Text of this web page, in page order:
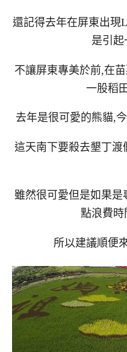
還記得去年在屏東出現
是引起
不讓屏東專美於前,在
一股稻
去年是很可愛的熊貓,
這天南下要殺去墾丁
雖然很可愛但是如果
點浪費
所以建議順便